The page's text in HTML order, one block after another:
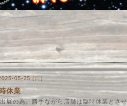
05-25 (日)
休業
展の為、勝手ながら店舗は臨時休業とさせ